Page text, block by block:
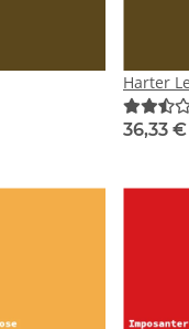
Harter
36,33 €